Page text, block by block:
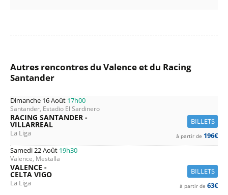
Autres rencontres du Valence et du Racing
Santander
Dimanche 16 Août 17h00
Santander, Estadio El Sardinero
BILLETS
RACING SANTANDER -
VILLARREAL
La Liga à partir de 196€
Samedi 22 Août 19h30
Valence, Mestalla
BILLETS
VALENCE -
CELTA VIGO
La Liga à partir de 63€